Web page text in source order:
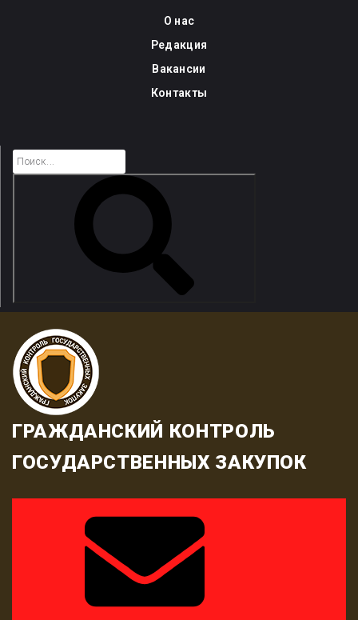
О нас
Редакция
Вакансии
Контакты
ГРАЖДАНСКИЙ КОНТРОЛЬ
ГОСУДАРСТВЕННЫХ ЗАКУПОК